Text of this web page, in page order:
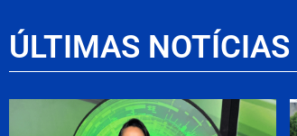
ÚLTIMAS NOTÍCIAS